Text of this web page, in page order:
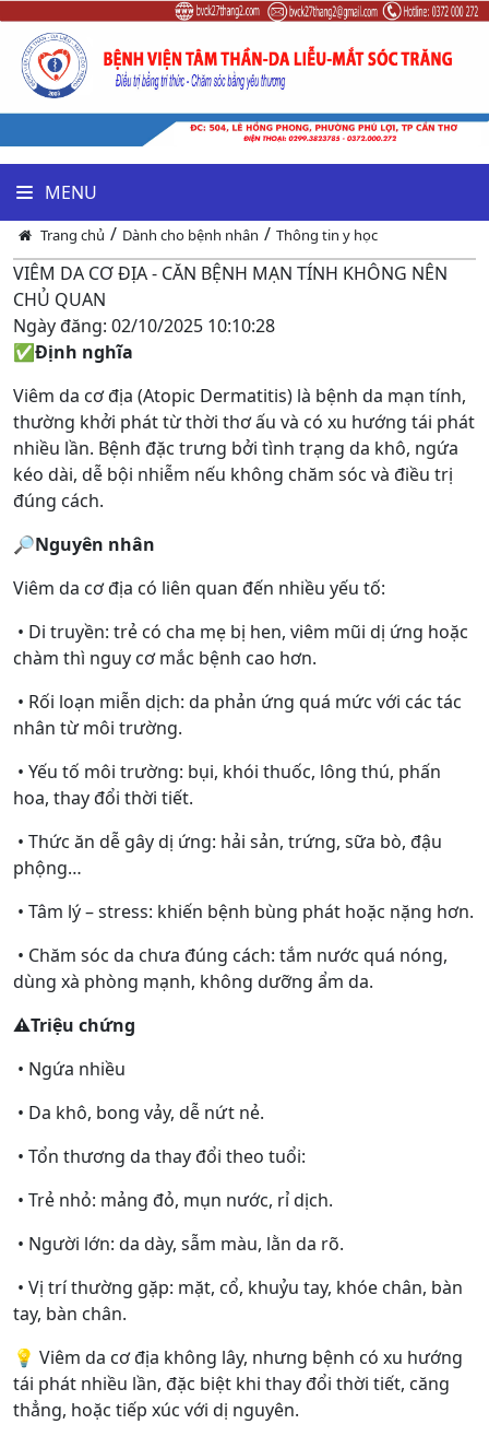
MENU
Trang chủ / Dành cho bệnh nhân / Thông tin y học
VIÊM DA CƠ ĐỊA - CĂN BỆNH MẠN TÍNH KHÔNG NÊN
CHỦ QUAN
Ngày đăng: 02/10/2025 10:10:28
✅Định nghĩa
Viêm da cơ địa (Atopic Dermatitis) là bệnh da mạn tính,
thường khởi phát từ thời thơ ấu và có xu hướng tái phát
nhiều lần. Bệnh đặc trưng bởi tình trạng da khô, ngứa
kéo dài, dễ bội nhiễm nếu không chăm sóc và điều trị
đúng cách.
🔎Nguyên nhân
Viêm da cơ địa có liên quan đến nhiều yếu tố:
• Di truyền: trẻ có cha mẹ bị hen, viêm mũi dị ứng hoặc
chàm thì nguy cơ mắc bệnh cao hơn.
• Rối loạn miễn dịch: da phản ứng quá mức với các tác
nhân từ môi trường.
• Yếu tố môi trường: bụi, khói thuốc, lông thú, phấn
hoa, thay đổi thời tiết.
• Thức ăn dễ gây dị ứng: hải sản, trứng, sữa bò, đậu
phộng…
• Tâm lý – stress: khiến bệnh bùng phát hoặc nặng hơn.
• Chăm sóc da chưa đúng cách: tắm nước quá nóng,
dùng xà phòng mạnh, không dưỡng ẩm da.
⚠️Triệu chứng
• Ngứa nhiều
• Da khô, bong vảy, dễ nứt nẻ.
• Tổn thương da thay đổi theo tuổi:
• Trẻ nhỏ: mảng đỏ, mụn nước, rỉ dịch.
• Người lớn: da dày, sẫm màu, lằn da rõ.
• Vị trí thường gặp: mặt, cổ, khuỷu tay, khóe chân, bàn
tay, bàn chân.
💡 Viêm da cơ địa không lây, nhưng bệnh có xu hướng
tái phát nhiều lần, đặc biệt khi thay đổi thời tiết, căng
thẳng, hoặc tiếp xúc với dị nguyên.